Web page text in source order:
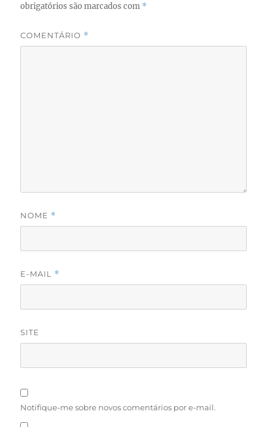
obrigatórios são marcados com *
COMENTÁRIO *
NOME *
E-MAIL *
SITE
Notifique-me sobre novos comentários por e-mail.